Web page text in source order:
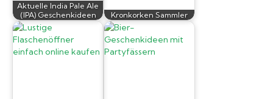
Aktuelle India Pale Ale
(IPA) Geschenkideen
Kronkorken Sammler